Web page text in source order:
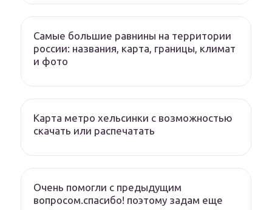
Самые большие равнины на территории
россии: названия, карта, границы, климат
и фото
Карта метро хельсинки с возможностью
скачать или распечатать
Очень помогли с предыдущим
вопросом.спасибо! поэтому задам еще